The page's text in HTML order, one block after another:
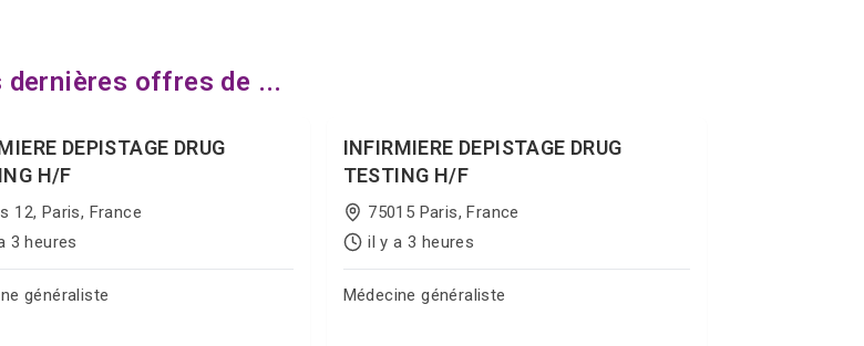
dernières offres de ...
DEPISTAGE DRUG
H/F
12, Paris, France
3 heures
généraliste
INFIRMIERE DEPISTAGE DRUG
TESTING H/F
75015 Paris, France
il y a 3 heures
Médecine généraliste